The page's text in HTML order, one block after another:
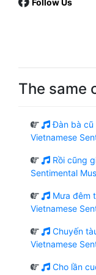
The same
Đàn bà cũ
Vietnamese
Rồi cũng
Sentimental
Mưa đêm
Vietnamese
Chuyến
Vietnamese
Cho lần